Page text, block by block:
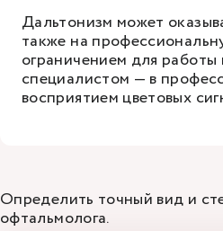
Дальтонизм может
также на
ограничением для
специалистом — в
восприятием цветовых
Определить точный вид и
офтальмолога.